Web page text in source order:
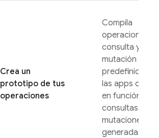
Crea un
prototipo de tus
operaciones
Compila
operaciones
consulta y
mutación
predefinidas
las apps cliente
en función de
consultas y
mutaciones
generadas